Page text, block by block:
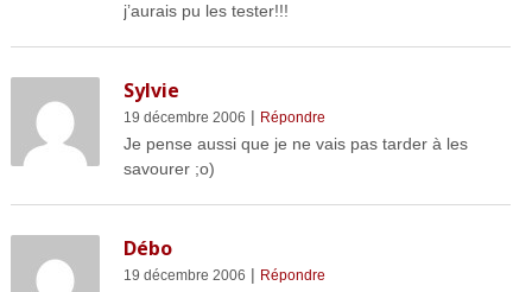
j’aurais pu les tester!!!
Sylvie
19 décembre 2006 | Répondre
Je pense aussi que je ne vais pas tarder à les
savourer ;o)
Débo
19 décembre 2006 | Répondre